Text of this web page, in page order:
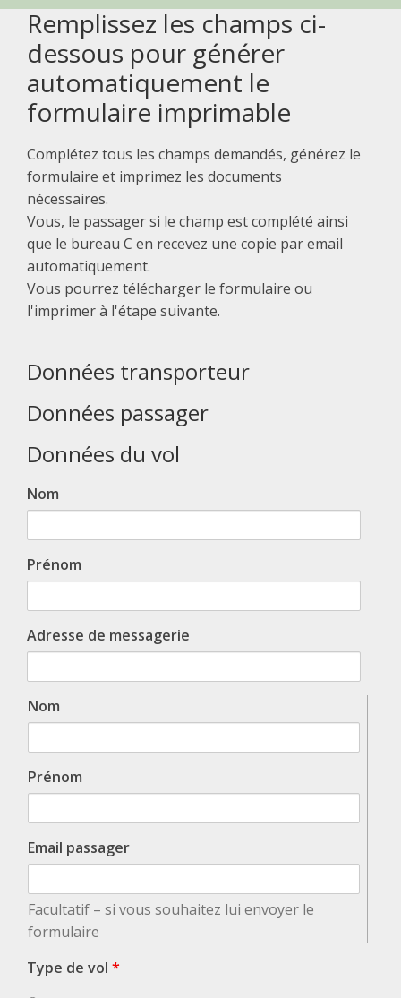
Remplissez les champs ci-
dessous pour générer
automatiquement le
formulaire imprimable
Complétez tous les champs demandés, générez le
formulaire et imprimez les documents
nécessaires.
Vous, le passager si le champ est complété ainsi
que le bureau C en recevez une copie par email
automatiquement.
Vous pourrez télécharger le formulaire ou
l'imprimer à l'étape suivante.
Données transporteur
Données passager
Données du vol
Nom
Prénom
Adresse de messagerie
Nom
Prénom
Email passager
Facultatif – si vous souhaitez lui envoyer le
formulaire
Type de vol *